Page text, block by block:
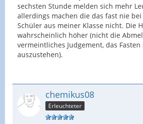
sechsten Stunde melden sich mehr
allerdings machen die das fast nie
Schüler aus meiner Klasse nicht. Die
wahrscheinlich höher (nicht die
vermeintliches Judgement, das
auszustehen).
chemikus08
Erleuchteter